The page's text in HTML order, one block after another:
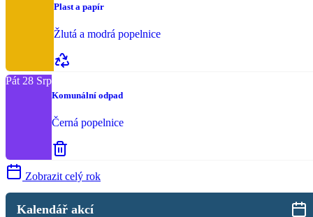
Plast a papír
Žlutá a modrá popelnice
Pát 28 Srp
Komunální odpad
Černá popelnice
Zobrazit celý rok
Kalendář akcí